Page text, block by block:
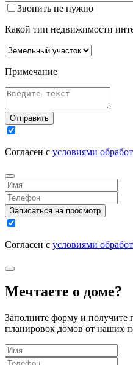
Звонить не нужно
Какой тип недвижимости
Примечание
Отправить
Согласен с условиями
Записаться на просмотр
Согласен с условиями
Мечтаете о доме?
Заполните форму и получите
планировок домов от наших